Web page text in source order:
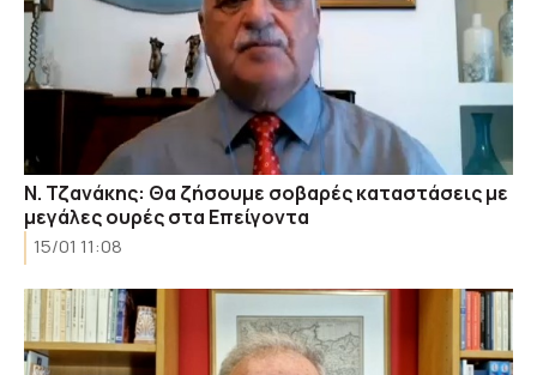
Ν. Τζανάκης: Θα ζήσουμε σοβαρές καταστάσεις με
μεγάλες ουρές στα Επείγοντα
15/01 11:08